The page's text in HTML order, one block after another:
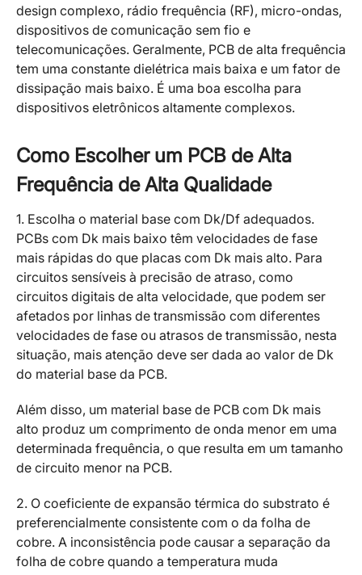
design complexo, rádio frequência (RF), micro-ondas,
dispositivos de comunicação sem fio e
telecomunicações. Geralmente, PCB de alta frequência
tem uma constante dielétrica mais baixa e um fator de
dissipação mais baixo. É uma boa escolha para
dispositivos eletrônicos altamente complexos.
Como Escolher um PCB de Alta
Frequência de Alta Qualidade
1. Escolha o material base com Dk/Df adequados.
PCBs com Dk mais baixo têm velocidades de fase
mais rápidas do que placas com Dk mais alto. Para
circuitos sensíveis à precisão de atraso, como
circuitos digitais de alta velocidade, que podem ser
afetados por linhas de transmissão com diferentes
velocidades de fase ou atrasos de transmissão, nesta
situação, mais atenção deve ser dada ao valor de Dk
do material base da PCB.
Além disso, um material base de PCB com Dk mais
alto produz um comprimento de onda menor em uma
determinada frequência, o que resulta em um tamanho
de circuito menor na PCB.
2. O coeficiente de expansão térmica do substrato é
preferencialmente consistente com o da folha de
cobre. A inconsistência pode causar a separação da
folha de cobre quando a temperatura muda